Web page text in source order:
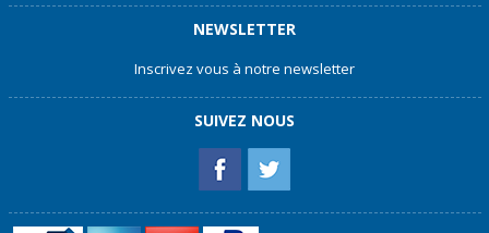
NEWSLETTER
Inscrivez vous à notre newsletter
SUIVEZ NOUS